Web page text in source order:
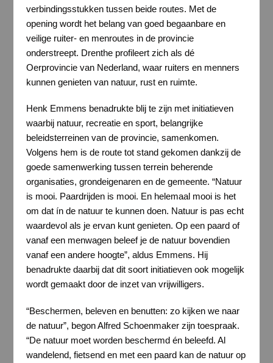
verbindingsstukken tussen beide routes. Met de
opening wordt het belang van goed begaanbare en
veilige ruiter- en menroutes in de provincie
onderstreept. Drenthe profileert zich als dé
Oerprovincie van Nederland, waar ruiters en menners
kunnen genieten van natuur, rust en ruimte.
Henk Emmens benadrukte blij te zijn met initiatieven
waarbij natuur, recreatie en sport, belangrijke
beleidsterreinen van de provincie, samenkomen.
Volgens hem is de route tot stand gekomen dankzij de
goede samenwerking tussen terrein beherende
organisaties, grondeigenaren en de gemeente. “Natuur
is mooi. Paardrijden is mooi. En helemaal mooi is het
om dat ín de natuur te kunnen doen. Natuur is pas echt
waardevol als je ervan kunt genieten. Op een paard of
vanaf een menwagen beleef je de natuur bovendien
vanaf een andere hoogte”, aldus Emmens. Hij
benadrukte daarbij dat dit soort initiatieven ook mogelijk
wordt gemaakt door de inzet van vrijwilligers.
“Beschermen, beleven en benutten: zo kijken we naar
de natuur”, begon Alfred Schoenmaker zijn toespraak.
“De natuur moet worden beschermd én beleefd. Al
wandelend, fietsend en met een paard kan de natuur op